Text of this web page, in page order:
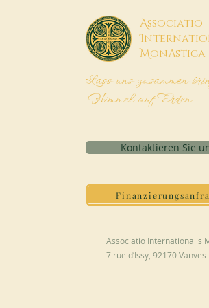
Associatio
I
MonAstica
Lass uns zusammen
Himmel auf Erden
Kontaktieren Sie
Associatio Internationalis
7 rue d’Issy, 92170 Vanves